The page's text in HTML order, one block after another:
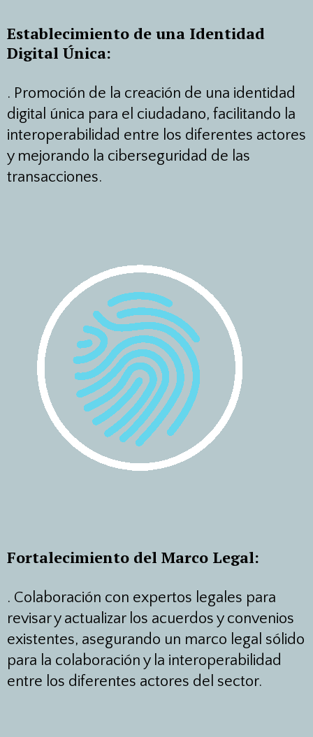
Establecimiento de una Identidad
Digital Única:
. Promoción de la creación de una identidad
digital única para el ciudadano, facilitando la
interoperabilidad entre los diferentes actores
y mejorando la ciberseguridad de las
transacciones.
Fortalecimiento del Marco Legal:
. Colaboración con expertos legales para
revisar y actualizar los acuerdos y convenios
existentes, asegurando un marco legal sólido
para la colaboración y la interoperabilidad
entre los diferentes actores del sector.